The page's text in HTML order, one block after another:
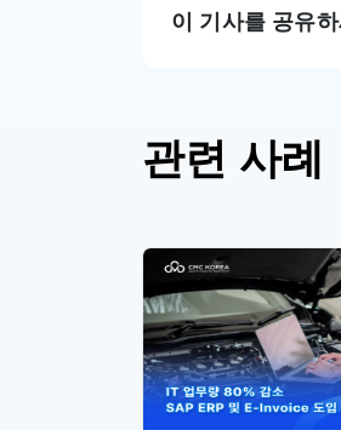
이 기사를 공유
관련 사례